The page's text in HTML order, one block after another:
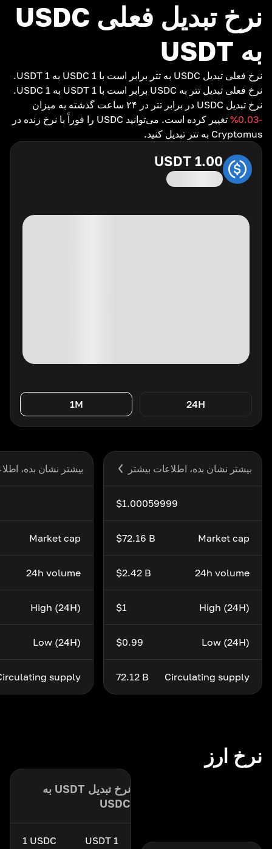
نرخ تبدیل فعلی USDC
به USDT
نرخ فعلی تبدیل USDC به تتر برابر است با 1 USDC به 1 USDT.
نرخ فعلی تبدیل تتر به USDC برابر است با 1 USDT به 1 USDC.
نرخ تبدیل USDC در برابر تتر در ۲۴ ساعت گذشته به میزان
-0.03
%
تغییر کرده است. می‌توانید USDC را فوراً با نرخ زنده در
Cryptomus به تتر تبدیل کنید.
1.00
USDT
24H
1M
بیشتر نشان بده، اطلاعات بیشتر
$1.00059999
Market cap
$72.16 B
24h volume
$2.42 B
High (24H)
$1
Low (24H)
$0.99
Circulating supply
72.12 B
بیشتر نشان بده،
Market cap
24h volume
High (24H)
Low (24H)
supply
نرخ ارز
نرخ تبدیل USDT به
USDC
1 USDT
1 USDC